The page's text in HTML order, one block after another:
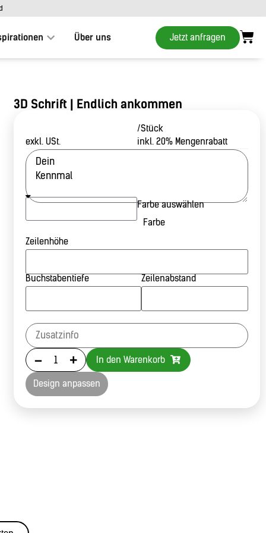
Über uns Jetzt anfragen
3D Schrift | Endlich ankommen
/Stück
exkl. USt.
inkl. 20% Mengenrabatt
Farbe auswählen
Farbe
Zeilenhöhe
Buchstabentiefe Zeilenabstand
- + In den Warenkorb
Design anpassen